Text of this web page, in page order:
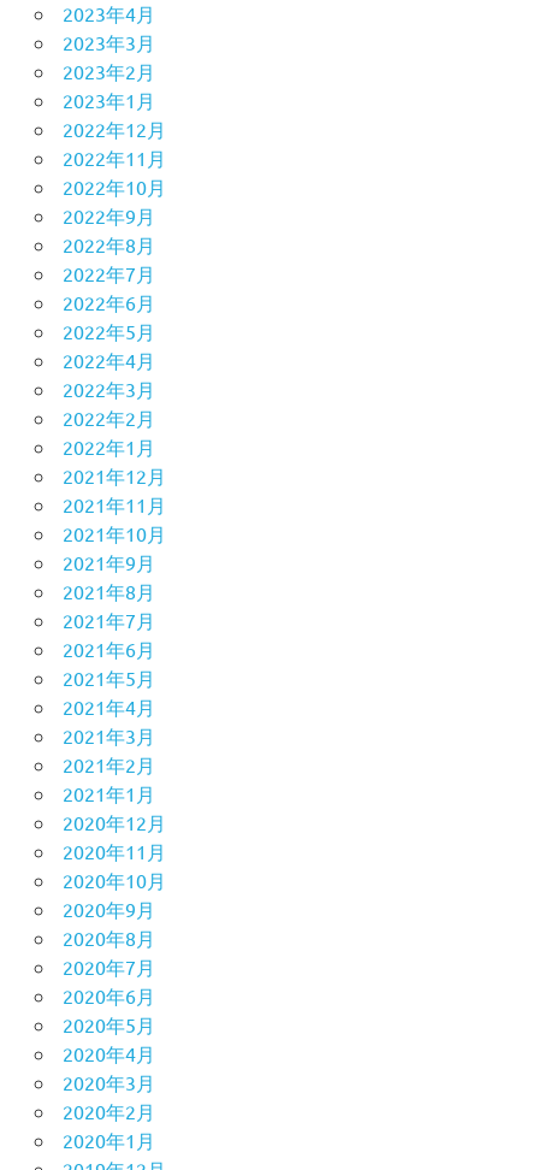
2023年4月
2023年3月
2023年2月
2023年1月
2022年12月
2022年11月
2022年10月
2022年9月
2022年8月
2022年7月
2022年6月
2022年5月
2022年4月
2022年3月
2022年2月
2022年1月
2021年12月
2021年11月
2021年10月
2021年9月
2021年8月
2021年7月
2021年6月
2021年5月
2021年4月
2021年3月
2021年2月
2021年1月
2020年12月
2020年11月
2020年10月
2020年9月
2020年8月
2020年7月
2020年6月
2020年5月
2020年4月
2020年3月
2020年2月
2020年1月